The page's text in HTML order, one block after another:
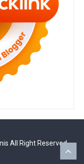
All Right Reserved